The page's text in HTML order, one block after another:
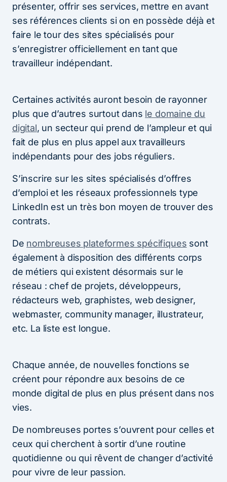
présenter, offrir ses services, mettre en avant
ses références clients si on en possède déjà et
faire le tour des sites spécialisés pour
s’enregistrer officiellement en tant que
travailleur indépendant.
Certaines activités auront besoin de rayonner
plus que d’autres surtout dans le domaine du
digital, un secteur qui prend de l’ampleur et qui
fait de plus en plus appel aux travailleurs
indépendants pour des jobs réguliers.
S’inscrire sur les sites spécialisés d’offres
d’emploi et les réseaux professionnels type
LinkedIn est un très bon moyen de trouver des
contrats.
De nombreuses plateformes spécifiques sont
également à disposition des différents corps
de métiers qui existent désormais sur le
réseau : chef de projets, développeurs,
rédacteurs web, graphistes, web designer,
webmaster, community manager, illustrateur,
etc. La liste est longue.
Chaque année, de nouvelles fonctions se
créent pour répondre aux besoins de ce
monde digital de plus en plus présent dans nos
vies.
De nombreuses portes s’ouvrent pour celles et
ceux qui cherchent à sortir d’une routine
quotidienne ou qui rêvent de changer d’activité
pour vivre de leur passion.